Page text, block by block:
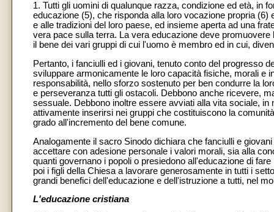
1. Tutti gli uomini di qualunque razza, condizione ed età, in
educazione (5), che risponda alla loro vocazione propria
e alle tradizioni del loro paese, ed insieme aperta ad una
vera pace sulla terra. La vera educazione deve
il bene dei vari gruppi di cui l'uomo è membro ed in cui,
Pertanto, i fanciulli ed i giovani, tenuto conto del progresso
sviluppare armonicamente le loro capacità fisiche, morali e
responsabilità, nello sforzo sostenuto per ben condurre la
e perseveranza tutti gli ostacoli. Debbono anche ricevere,
sessuale. Debbono inoltre essere avviati alla vita sociale,
attivamente inserirsi nei gruppi che costituiscono la
grado all'incremento del bene comune.
Analogamente il sacro Sinodo dichiara che fanciulli e
accettare con adesione personale i valori morali, sia alla
quanti governano i popoli o presiedono all'educazione di
poi i figli della Chiesa a lavorare generosamente in tutti i
grandi benefici dell'educazione e dell'istruzione a tutti, nel
L'educazione cristiana